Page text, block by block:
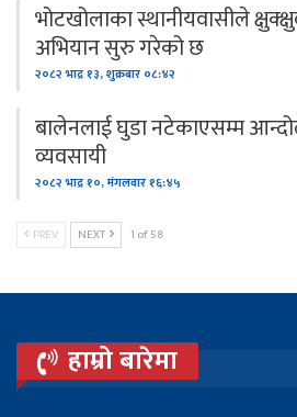
भोटखोलाका स्थानीयवासीले
अभियान सुरु गरेको छ
२०८२ भाद्र १३, शुक्रबार ०८:४२
बालेनलाई घुडा नटेकाएसम्म
व्यवसायी
२०८२ भाद्र १०, मंगलवार १६:४५
PREV NEXT 1 of 58
हाम्रो बारेमा